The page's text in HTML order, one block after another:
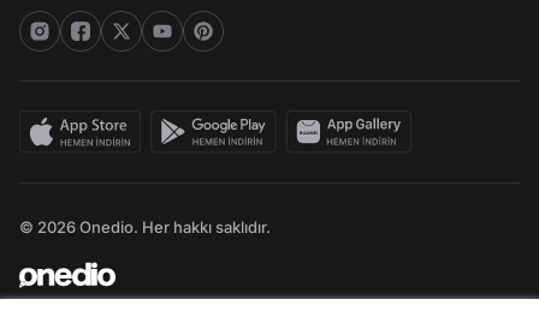
© 2026 Onedio. Her hakkı saklıdır.